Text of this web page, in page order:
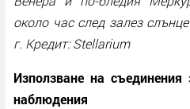
около час след залез
г. Кредит: Stellarium
Използване на
наблюдения